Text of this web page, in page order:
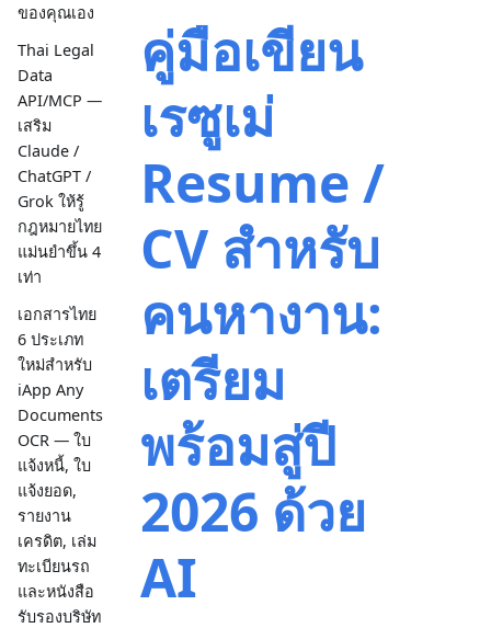
ของคุณเอง
Thai Legal
Data
API/MCP —
เสริม
Claude /
ChatGPT /
Grok ให้รู้
กฎหมายไทย
แม่นยำขึ้น 4
เท่า
เอกสารไทย
6 ประเภท
ใหม่สำหรับ
iApp Any
Documents
OCR — ใบ
แจ้งหนี้, ใบ
แจ้งยอด,
รายงาน
เครดิต, เล่ม
ทะเบียนรถ
และหนังสือ
รับรองบริษัท
คู่มือเขียน
เรซูเม่
Resume /
CV สำหรับ
คนหางาน:
เตรียม
พร้อมสู่ปี
2026 ด้วย
AI